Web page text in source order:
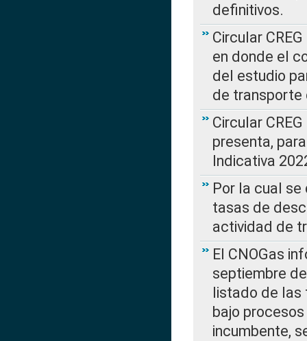
definitivos.
Circular
en donde el
del estudio
de transporte
Circular
presenta,
Indicativa
Por la cual
tasas de
actividad de
El CNOGas
septiembre
listado de las
bajo
incumbente,